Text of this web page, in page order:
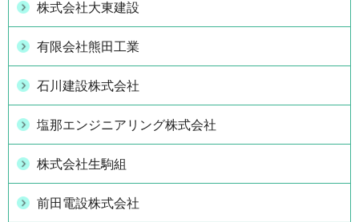
株式会社大東建設
有限会社熊田工業
石川建設株式会社
塩那エンジニアリング株式会社
株式会社生駒組
前田電設株式会社